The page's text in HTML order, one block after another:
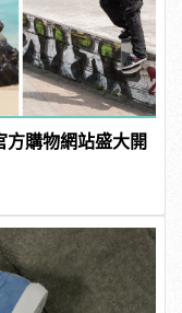
購物網站盛大開